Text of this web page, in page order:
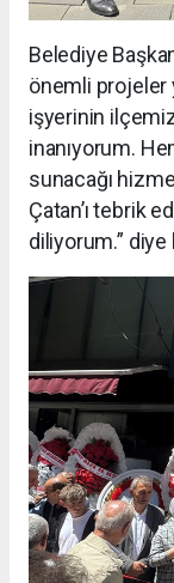
Belediye
önemli projeler
işyerinin
inanıyorum.
sunacağı
Çatan’ı tebrik
diliyorum.”